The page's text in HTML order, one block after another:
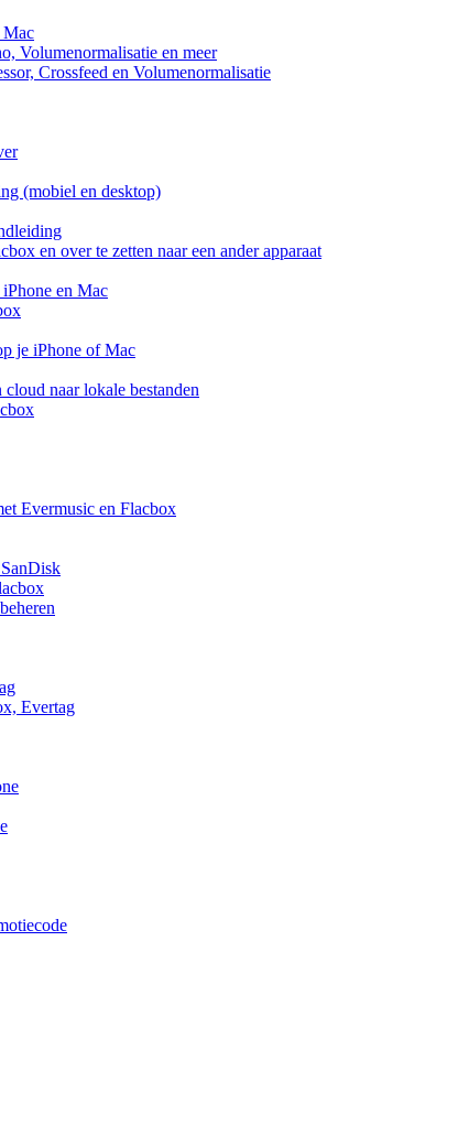
Mac
Volumenormalisatie en meer
Crossfeed en Volumenormalisatie
(mobiel en desktop)
en over te zetten naar een ander apparaat
en Mac
je iPhone of Mac
naar lokale bestanden
Evermusic en Flacbox
Evertag